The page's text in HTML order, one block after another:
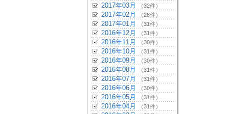
2017年03月 （32件）
2017年02月 （28件）
2017年01月 （31件）
2016年12月 （31件）
2016年11月 （30件）
2016年10月 （31件）
2016年09月 （30件）
2016年08月 （31件）
2016年07月 （31件）
2016年06月 （30件）
2016年05月 （31件）
2016年04月 （31件）